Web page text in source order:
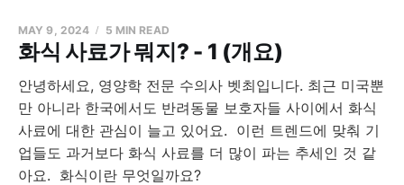
화식 사료가 뭐지? - 1 (개요)
MAY 9, 2024 5 MIN READ
안녕하세요, 영양학 전문 수의사 벳최입니다. 최근 미국뿐
만 아니라 한국에서도 반려동물 보호자들 사이에서 화식
사료에 대한 관심이 늘고 있어요. 이런 트렌드에 맞춰 기
업들도 과거보다 화식 사료를 더 많이 파는 추세인 것 같
아요. 화식이란 무엇일까요?